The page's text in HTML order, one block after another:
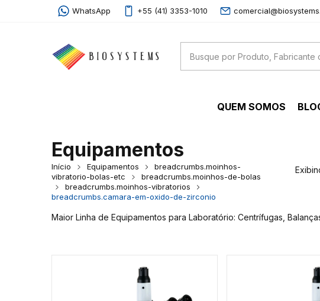
WhatsApp +55 (41) 3353-1010
QUEM SOMOS
Equipamentos
Início Equipamentos
breadcrumbs.moinhos-
vibratorio-bolas-etc
breadcrumbs.moinhos-de-bolas
breadcrumbs.moinhos-vibratorios
breadcrumbs.camara-em-oxido-de-zirconio
Maior Linha de Equipamentos para Laboratório: Centrífugas,